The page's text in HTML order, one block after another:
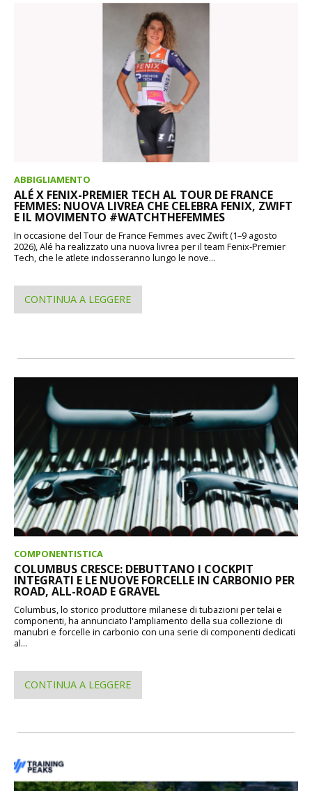
ABBIGLIAMENTO
ALÉ X FENIX-PREMIER TECH AL TOUR DE FRANCE
FEMMES: NUOVA LIVREA CHE CELEBRA FENIX, ZWIFT
E IL MOVIMENTO #WATCHTHEFEMMES
In occasione del Tour de France Femmes avec Zwift (1–9 agosto
2026), Alé ha realizzato una nuova livrea per il team Fenix-Premier
Tech, che le atlete indosseranno lungo le nove...
CONTINUA A LEGGERE
COMPONENTISTICA
COLUMBUS CRESCE: DEBUTTANO I COCKPIT
INTEGRATI E LE NUOVE FORCELLE IN CARBONIO PER
ROAD, ALL-ROAD E GRAVEL
Columbus, lo storico produttore milanese di tubazioni per telai e
componenti, ha annunciato l'ampliamento della sua collezione di
manubri e forcelle in carbonio con una serie di componenti dedicati
al...
CONTINUA A LEGGERE